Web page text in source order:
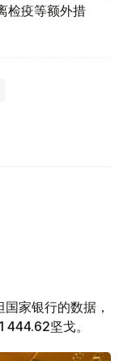
检疫等额外措
家银行的数据，
坚戈。